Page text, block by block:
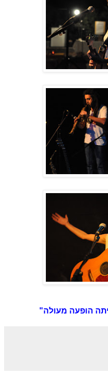
הופעה מעולה"